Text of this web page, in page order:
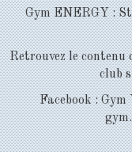
Gym ENERGY :
Retrouvez le contenu
club
Facebook :